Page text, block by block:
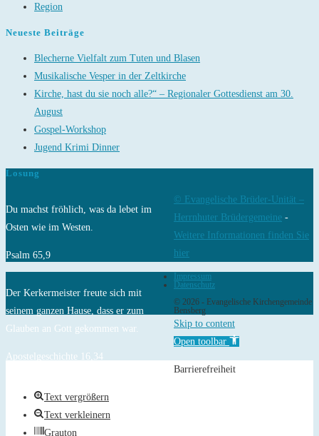
Region
Neueste Beiträge
Blecherne Vielfalt zum Tuten und Blasen
Musikalische Vesper in der Zeltkirche
Kirche, hast du sie noch alle?“ – Regionaler Gottesdienst am 30.
August
Gospel-Workshop
Jugend Krimi Dinner
Losung
Du machst fröhlich, was da lebet im
Osten wie im Westen.
Psalm 65,9
Der Kerkermeister freute sich mit
seinem ganzen Hause, dass er zum
Glauben an Gott gekommen war.
Apostelgeschichte 16,34
© Evangelische Brüder-Unität –
Herrnhuter Brüdergemeine -
Weitere Informationen finden Sie
hier
Impressum
Datenschutz
© 2026 - Evangelische Kirchengemeinde
Bensberg
Skip to content
Open toolbar
Barrierefreiheit
Text vergrößern
Text verkleinern
Grauton